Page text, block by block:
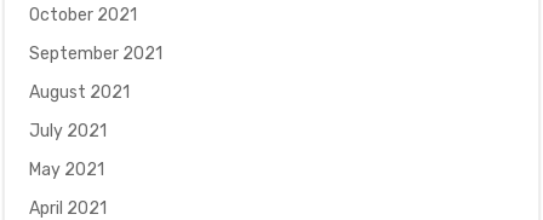
October 2021
September 2021
August 2021
July 2021
May 2021
April 2021